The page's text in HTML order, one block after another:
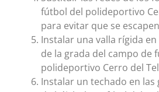
fútbol del polideportivo
para evitar que se
Instalar una valla rígida
de la grada del campo de
polideportivo Cerro del
Instalar un techado en las